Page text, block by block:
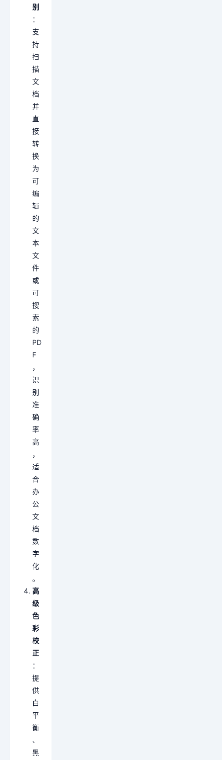
别
：
支
持
扫
描
文
档
并
直
接
转
换
为
可
编
辑
的
文
本
文
件
或
可
搜
索
的
PD
F
，
识
别
准
确
率
高
，
适
合
办
公
文
档
数
字
化
。
高
级
色
彩
校
正
：
提
供
白
平
衡
、
黑